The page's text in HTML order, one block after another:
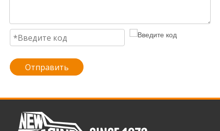
Отправить